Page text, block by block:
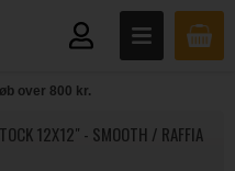
over 800 kr.
12X12" - SMOOTH / RAFFIA